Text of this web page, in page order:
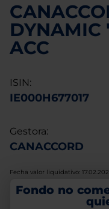
DYNAMIC
ACC
ISIN:
IE000H677017
Gestora:
CANACCORD
Fecha valor liquidativo:
Fondo no